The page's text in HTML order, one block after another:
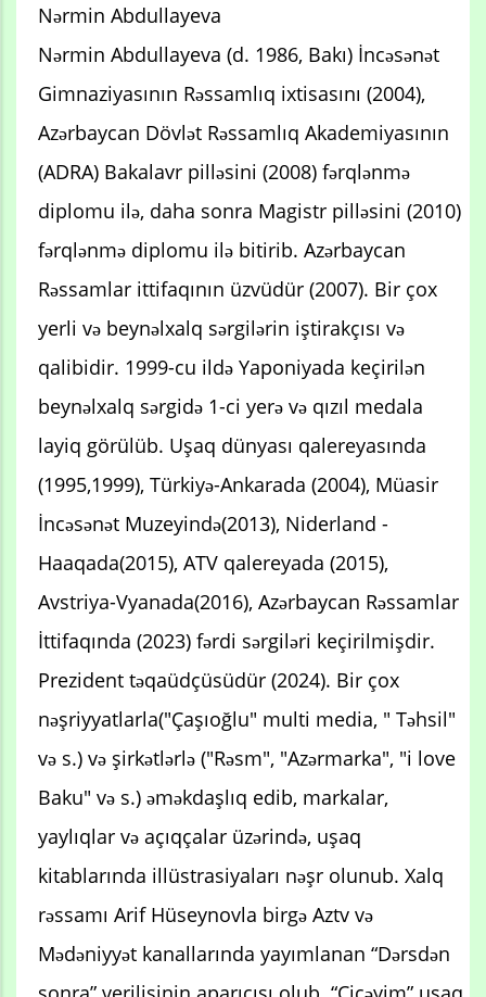
Nərmin Abdullayeva
Nərmin Abdullayeva (d. 1986, Bakı) İncəsənət
Gimnaziyasının Rəssamlıq ixtisasını (2004),
Azərbaycan Dövlət Rəssamlıq Akademiyasının
(ADRA) Bakalavr pilləsini (2008) fərqlənmə
diplomu ilə, daha sonra Magistr pilləsini (2010)
fərqlənmə diplomu ilə bitirib. Azərbaycan
Rəssamlar ittifaqının üzvüdür (2007). Bir çox
yerli və beynəlxalq sərgilərin iştirakçısı və
qalibidir. 1999-cu ildə Yaponiyada keçirilən
beynəlxalq sərgidə 1-ci yerə və qızıl medala
layiq görülüb. Uşaq dünyası qalereyasında
(1995,1999), Türkiyə-Ankarada (2004), Müasir
İncəsənət Muzeyində(2013), Niderland -
Haaqada(2015), ATV qalereyada (2015),
Avstriya-Vyanada(2016), Azərbaycan Rəssamlar
İttifaqında (2023) fərdi sərgiləri keçirilmişdir.
Prezident təqaüdçüsüdür (2024). Bir çox
nəşriyyatlarla("Çaşıoğlu" multi media, " Təhsil"
və s.) və şirkətlərlə ("Rəsm", "Azərmarka", "i love
Baku" və s.) əməkdaşlıq edib, markalar,
yaylıqlar və açıqçalar üzərində, uşaq
kitablarında illüstrasiyaları nəşr olunub. Xalq
rəssamı Arif Hüseynovla birgə Aztv və
Mədəniyyət kanallarında yayımlanan “Dərsdən